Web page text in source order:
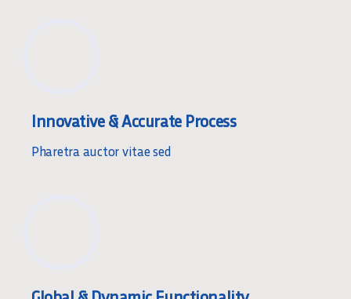
Innovative & Accurate Process
Pharetra auctor vitae sed